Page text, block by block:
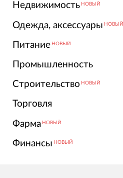
Недвижимость НОВЫЙ
Одежда, аксессуары НОВЫЙ
Питание НОВЫЙ
Промышленность
Строительство НОВЫЙ
Торговля
Фарма НОВЫЙ
Финансы НОВЫЙ